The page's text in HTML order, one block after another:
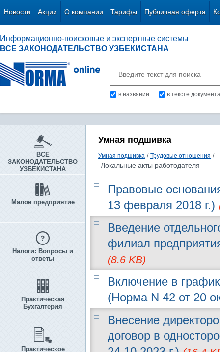
Новости Акции О компании Тарифы Публичная оферта
Информационно-поисковые и экспертные системы
ВСЕ ЗАКОНОДАТЕЛЬСТВО УЗБЕКИСТАНА
в названии в тексте документа
ВСЕ
ЗАКОНОДАТЕЛЬСТВО
УЗБЕКИСТАНА
Малое предприятие
Налоги: Вопросы и
ответы
Практическая
Бухгалтерия
Практическое
Умная подшивка
Умная подшивка / Трудовые отношения /
Локальные акты работодателя
Правовые
13 февраля 2018 г.)
Введение
филиал
(8.6 KB)
Включение в
(Норма N 42 от 20
Внесение
договор в